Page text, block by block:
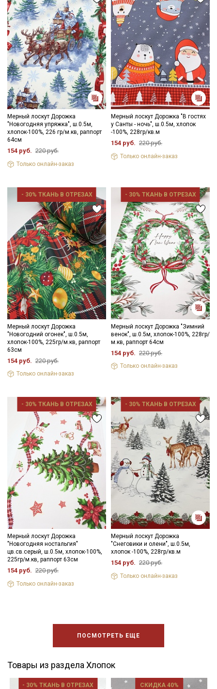
Мерный лоскут Дорожка
"Новогодняя упряжка", ш.0.5м,
хлопок-100%, 226 гр/м.кв, раппорт
64см
154 руб. 220 руб.
Только онлайн-заказ
Мерный лоскут Дорожка "В гостях
у Санты - ночь", ш.0.5м, хлопок
-100%, 228гр/кв.м
154 руб. 220 руб.
Только онлайн-заказ
- 30% ТКАНЬ В ОТРЕЗАХ
Мерный лоскут Дорожка
"Новогодний огонек", ш.0.5м,
хлопок-100%, 225гр/м.кв, раппорт
63см
154 руб. 220 руб.
Только онлайн-заказ
- 30% ТКАНЬ В ОТРЕЗАХ
Мерный лоскут Дорожка "Зимний
венок", ш.0.5м, хлопок-100%, 228гр/
м.кв, раппорт 64см
154 руб. 220 руб.
Только онлайн-заказ
- 30% ТКАНЬ В ОТРЕЗАХ
Мерный лоскут Дорожка
"Новогодняя ностальгия"
цв.св.серый, ш.0.5м, хлопок-100%,
225гр/м.кв, раппорт 63см
154 руб. 220 руб.
Только онлайн-заказ
- 30% ТКАНЬ В ОТРЕЗАХ
Мерный лоскут Дорожка
"Снеговики и олени", ш.0.5м,
хлопок -100%, 228гр/кв.м
154 руб. 220 руб.
Только онлайн-заказ
ПОСМОТРЕТЬ ЕЩЕ
Товары из раздела Хлопок
- 30% ТКАНЬ В ОТРЕЗАХ СКИДКА 40%
Ознакомлен(а) с Политикой обработки персональных
данныхи даюСогласие на обработку персональных
данных
ДаюСогласие на получение рекламных и
информационных рассылок